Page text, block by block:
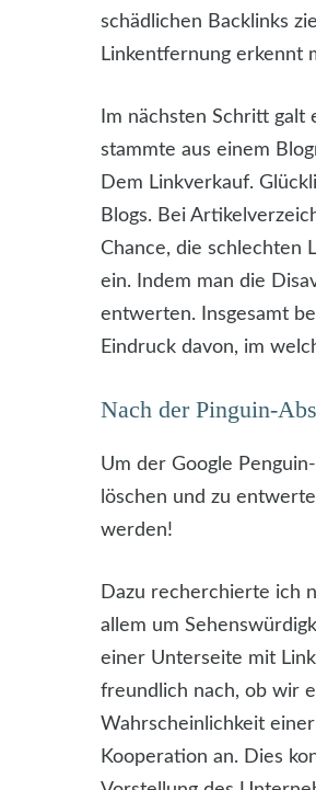
schädlichen Backlinks
Linkentfernung erkennt
Im nächsten Schritt
stammte aus einem
Dem Linkverkauf.
Blogs. Bei
Chance, die schlechten
ein. Indem man die
entwerten. Insgesamt
Eindruck davon, im
Nach der Pinguin-
Um der Google
löschen und zu
werden!
Dazu recherchierte ich
allem um
einer Unterseite mit
freundlich nach, ob wir
Wahrscheinlichkeit
Kooperation an. Dies